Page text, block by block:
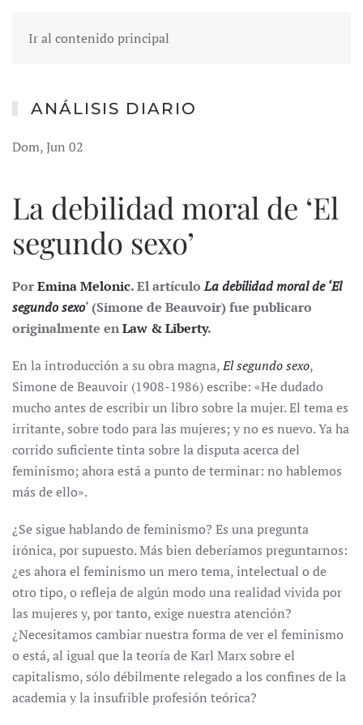
Ir al contenido principal
ANÁLISIS DIARIO
Dom, Jun 02
La debilidad moral de ‘El
segundo sexo’
PorEmina Melonic. El artículoLa debilidad moral de ‘El
segundo sexo‘ (Simone de Beauvoir) fue publicaro
originalmente enLaw & Liberty.
En la introducción a su obra magna,El segundo sexo,
Simone de Beauvoir (1908-1986) escribe: «He dudado
mucho antes de escribir un libro sobre la mujer. El tema es
irritante, sobre todo para las mujeres; y no es nuevo. Ya ha
corrido suficiente tinta sobre la disputa acerca del
feminismo; ahora está a punto de terminar: no hablemos
más de ello».
¿Se sigue hablando de feminismo? Es una pregunta
irónica, por supuesto. Más bien deberíamos preguntarnos:
¿es ahora el feminismo un mero tema, intelectual o de
otro tipo, o refleja de algún modo una realidad vivida por
las mujeres y, por tanto, exige nuestra atención?
¿Necesitamos cambiar nuestra forma de ver el feminismo
o está, al igual que la teoría de Karl Marx sobre el
capitalismo, sólo débilmente relegado a los confines de la
academia y la insufrible profesión teórica?